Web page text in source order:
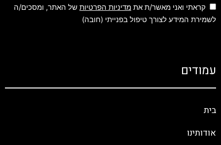
קראתי ואני מאשר/ת את מדיניות הפרטיות של האתר, ומסכים/ה
לשמירת המידע לצורך טיפול בפנייתי (חובה)
עמודים
בית
אודותינו